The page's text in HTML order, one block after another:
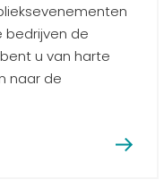
bedrijven de
u van harte
naar de